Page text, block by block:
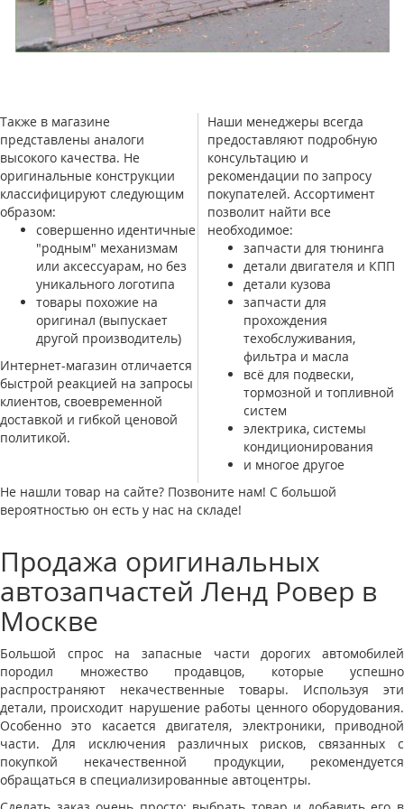
Также в магазине
представлены аналоги
высокого качества. Не
оригинальные конструкции
классифицируют следующим
образом:
совершенно идентичные
"родным" механизмам
или аксессуарам, но без
уникального логотипа
товары похожие на
оригинал (выпускает
другой производитель)
Интернет-магазин отличается
быстрой реакцией на запросы
клиентов, своевременной
доставкой и гибкой ценовой
политикой.
Наши менеджеры всегда
предоставляют подробную
консультацию и
рекомендации по запросу
покупателей. Ассортимент
позволит найти все
необходимое:
запчасти для тюнинга
детали двигателя и КПП
детали кузова
запчасти для
прохождения
техобслуживания,
фильтра и масла
всё для подвески,
тормозной и топливной
систем
электрика, системы
кондиционирования
и многое другое
Не нашли товар на сайте? Позвоните нам! С большой
вероятностью он есть у нас на складе!
Продажа оригинальных
автозапчастей Ленд Ровер в
Москве
Большой спрос на запасные части дорогих автомобилей
породил множество продавцов, которые успешно
распространяют некачественные товары. Используя эти
детали, происходит нарушение работы ценного оборудования.
Особенно это касается двигателя, электроники, приводной
части. Для исключения различных рисков, связанных с
покупкой некачественной продукции, рекомендуется
обращаться в специализированные автоцентры.